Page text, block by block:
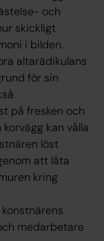
och
skickligt
i bilden.
altarädikulans
för sin
på fresken och
kan vålla
löst
att låta
kring
medarbetare